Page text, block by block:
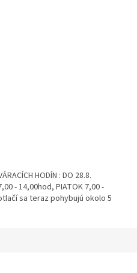
HODÍN : DO 28.8.
- 14,00hod, PIATOK 7,00 -
sa teraz pohybujú okolo 5